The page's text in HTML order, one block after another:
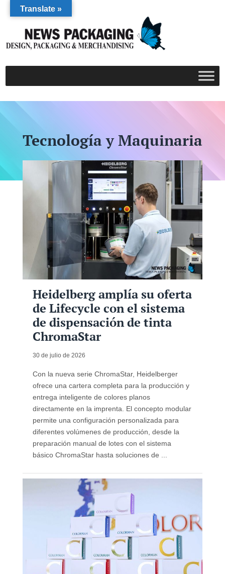
Tecnología y Maquinaria
Heidelberg amplía su oferta
de Lifecycle con el sistema
de dispensación de tinta
ChromaStar
30 de julio de 2026
Con la nueva serie ChromaStar, Heidelberger
ofrece una cartera completa para la producción y
entrega inteligente de colores planos
directamente en la imprenta. El concepto modular
permite una configuración personalizada para
diferentes volúmenes de producción, desde la
preparación manual de lotes con el sistema
básico ChromaStar hasta soluciones de ...
Translate »